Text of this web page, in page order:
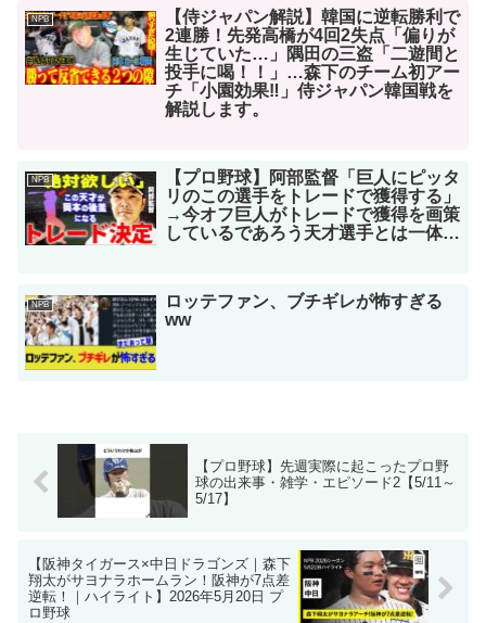
NPB
【侍ジャパン解説】韓国に逆転勝利で
2連勝！先発高橋が4回2失点「偏りが
生じていた…」隅田の三盗「二遊間と
投手に喝！！」…森下のチーム初アー
チ「小園効果‼︎」侍ジャパン韓国戦を
解説します。
NPB
【プロ野球】阿部監督「巨人にピッタ
リのこの選手をトレードで獲得する」
→今オフ巨人がトレードで獲得を画策
しているであろう天才選手とは一体…
NPB
ロッテファン、ブチギレが怖すぎる
ww
【プロ野球】先週実際に起こったプロ野
球の出来事・雑学・エピソード2【5/11～
5/17】
【阪神タイガース×中日ドラゴンズ｜森下
翔太がサヨナラホームラン！阪神が7点差
逆転！｜ハイライト】2026年5月20日 プ
ロ野球